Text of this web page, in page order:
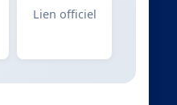
Lien officiel